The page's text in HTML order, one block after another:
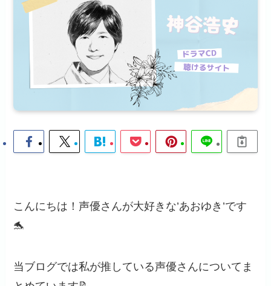
こんにちは！声優さんが大好きな’あおゆき’です
🐬
当ブログでは私が推している声優さんについてま